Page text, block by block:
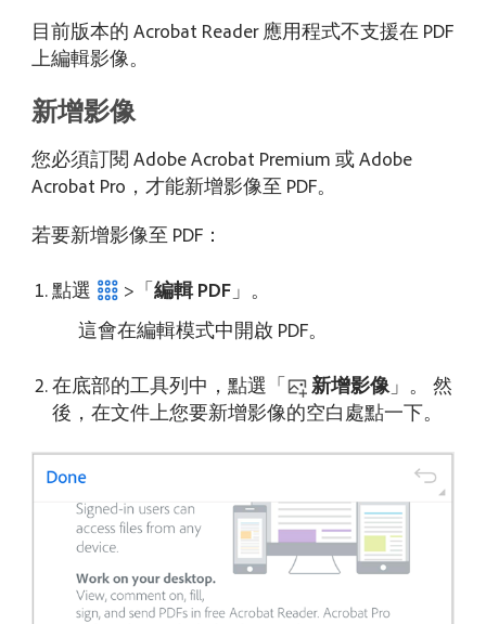
目前版本的 Acrobat Reader 應用程式不支援在 PDF
上編輯影像。
新增影像
您必須訂閱 Adobe Acrobat Premium 或 Adobe
Acrobat Pro，才能新增影像至 PDF。
若要新增影像至 PDF：
點選 >「編輯 PDF 」。
這會在編輯模式中開啟 PDF。
在底部的工具列中，點選「 新增影像 」。 然
後，在文件上您要新增影像的空白處點一下。